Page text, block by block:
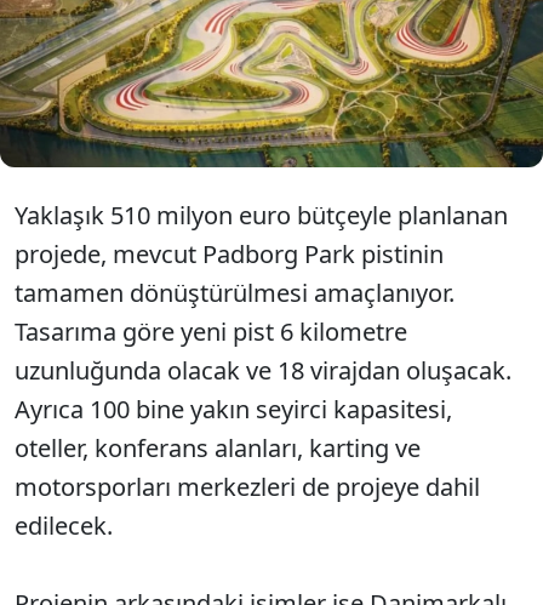
Yaklaşık 4 bin 300 nüfuslu Padborg kentinde
planlanan 'Circuit of Denmark' projesinin,
ülkenin ilk Formula 1 yarışına ev sahipliği
yapması hedefleniyor.
Yaklaşık 510 milyon euro bütçeyle planlanan
projede, mevcut Padborg Park pistinin
tamamen dönüştürülmesi amaçlanıyor.
Tasarıma göre yeni pist 6 kilometre
uzunluğunda olacak ve 18 virajdan oluşacak.
Ayrıca 100 bine yakın seyirci kapasitesi,
oteller, konferans alanları, karting ve
motorsporları merkezleri de projeye dahil
edilecek.